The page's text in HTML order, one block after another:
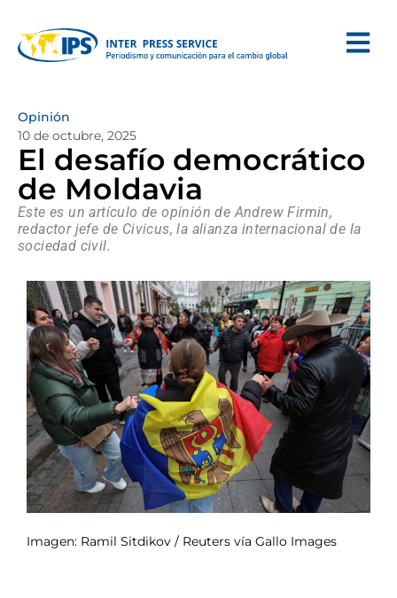
Opinión
10 de octubre, 2025
El desafío democrático
de Moldavia
Este es un artículo de opinión de Andrew Firmin,
redactor jefe de Civicus, la alianza internacional de la
sociedad civil.
Imagen: Ramil Sitdikov / Reuters vía Gallo Images